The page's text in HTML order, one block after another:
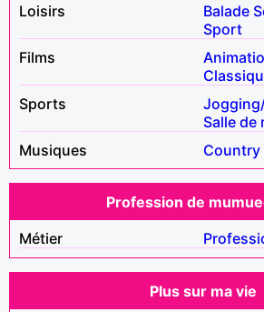
Loisirs
Balade
Sport
Films
Sports
Salle de
Musiques
Country
Profession de
Métier
Plus sur ma vie